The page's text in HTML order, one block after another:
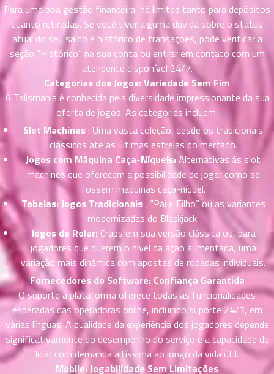
Para uma boa gestão financeira, há limites tanto para depósitos
quanto retiradas. Se você tiver alguma dúvida sobre o status
atual do seu saldo e histórico de transações, pode verificar a
seção “Histórico” na sua conta ou entrar em contato com um
atendente disponível 24/7.
Categorias dos Jogos: Variedade Sem Fim
A Talismania é conhecida pela diversidade impressionante da sua
oferta de jogos. As categorias incluem:
Slot Machines : Uma vasta coleção, desde os tradicionais
clássicos até as últimas estrelas do mercado.
Jogos com Máquina Caça-Níqueis:Alternativas às slot
machines que oferecem a possibilidade de jogar como se
fossem maquinas caça-níquel.
Tabelas: Jogos Tradicionais, “Pai e Filho” ou as variantes
modernizadas do Blackjack.
Jogos de Rolar: Craps em sua versão clássica ou, para
jogadores que querem o nível da ação aumentada, uma
variação mais dinâmica com apostas de rodadas individuais.
Fornecedores do Software: Confiança Garantida
O suporte à plataforma oferece todas as funcionalidades
esperadas das operadoras online, incluindo suporte 24/7, em
várias línguas. A qualidade da experiência dos jogadores depende
significativamente do desempenho do serviço e a capacidade de
lidar com demanda altíssima ao longo da vida útil.
Mobile: Jogabilidade Sem Limitações
ม
23
ตอน
ที่
ม
ตอน
25
ตอน
26
ตอน
ที่
ม
27
ตอน
ที่
ม
28
ตอน
ที่
ม
29
ตอน